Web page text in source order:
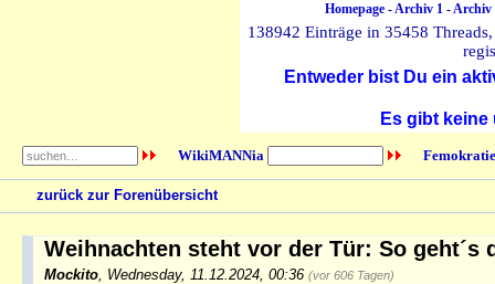
Homepage -Archiv 1 -Archiv
138942 Einträge in 35458
Entweder bist Du ein
Es gibt
WikiMANNia
zurück zur Forenübersicht
Weihnachten steht vor der Tür: So
Mockito Wednesday, 11.12.2024, 00:36 (vor 606 Tagen)